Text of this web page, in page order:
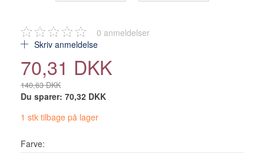
0 anmeldelser
Skriv anmeldelse
70,31 DKK
140,63 DKK
Du sparer: 70,32 DKK
1 stk tilbage på lager
Farve: